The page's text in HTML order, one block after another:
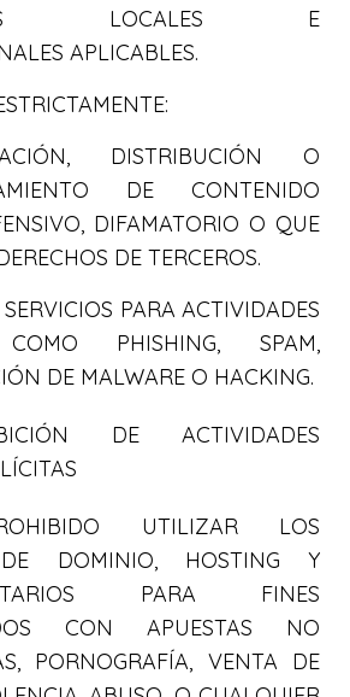
LOCALES E
APLICABLES.
DISTRIBUCIÓN O
DE CONTENIDO
DIFAMATORIO O QUE
DE TERCEROS.
PARA ACTIVIDADES
PHISHING, SPAM,
DE MALWARE O HACKING.
DE ACTIVIDADES
UTILIZAR LOS
DE DOMINIO, HOSTING Y
PARA FINES
CON APUESTAS NO
PORNOGRAFÍA, VENTA DE